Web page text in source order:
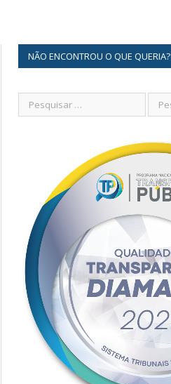
NÃO ENCONTROU O QUE QUERIA?